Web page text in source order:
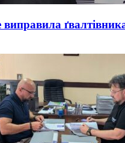
виправила